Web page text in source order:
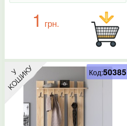
1 грн.
Код:50385